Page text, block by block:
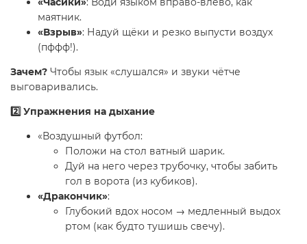
маятник.
«Взрыв»: Надуй щёки и резко выпусти воздух
(пффф!).
Зачем? Чтобы язык «слушался» и звуки чётче
выговаривались.
2️⃣ Упражнения на дыхание
«Воздушный футбол:
Положи на стол ватный шарик.
Дуй на него через трубочку, чтобы забить
гол в ворота (из кубиков).
«Дракончик»:
Глубокий вдох носом → медленный выдох
ртом (как будто тушишь свечу).